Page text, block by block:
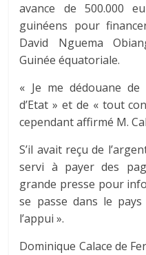
avance de 500.000
guinéens pour
David Nguema
Guinée équatoriale.
« Je me dédouane
d’Etat » et de « tout
cependant affirmé M.
S’il avait reçu de
servi à payer des
grande presse pour
se passe dans le
l’appui ».
Dominique Calace de